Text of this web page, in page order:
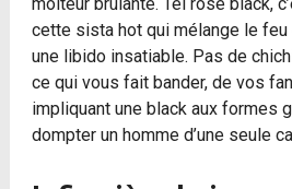
cette sista hot qui mélange le
une libido insatiable. Pas de
ce qui vous fait bander, de vos
impliquant une black aux formes
dompter un homme d’une seule